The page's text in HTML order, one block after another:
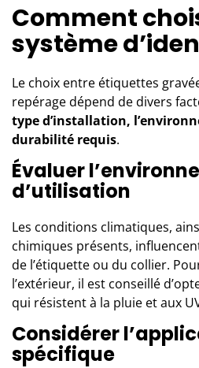
Comment
système
Le choix entre étiquettes
repérage dépend de divers
type d’installation,
durabilité requis.
Évaluer
d’utilisation
Les conditions climatiques,
chimiques présents,
de l’étiquette ou du collier.
l’extérieur, il est conseillé
qui résistent à la pluie et aux
Considérer
spécifique